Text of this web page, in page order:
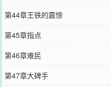
第44章王铁的震惊
第45章指点
第46章难民
第47章大碑手